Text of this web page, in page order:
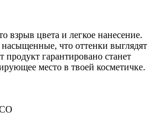
взрыв цвета и легкое нанесение.
что оттенки выглядят
продукт гарантировано станет
место в твоей косметичке.